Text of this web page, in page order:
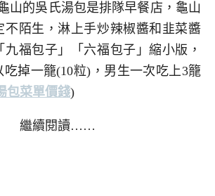
山的吳氏湯包是排隊早餐店，龜山
不陌生，淋上手炒辣椒醬和韭菜醬
九福包子」「六福包子」縮小版，
吃掉一籠(10粒)，男生一次吃上3籠
包菜單價錢)
繼續閱讀……